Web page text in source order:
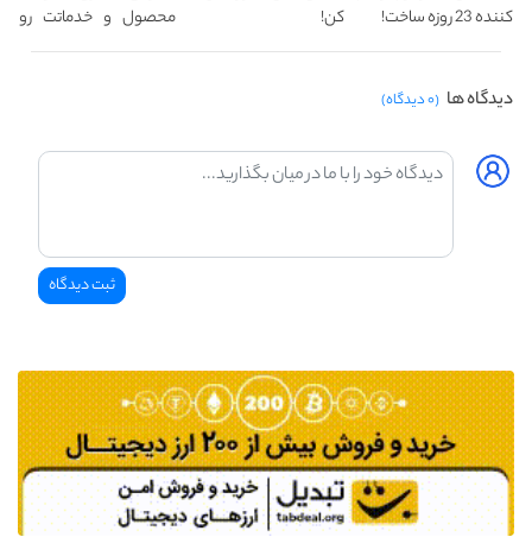
کننده 23 روزه ساخت!
کن!
محصول و خدماتت رو
بفروش
دیدگاه ها (۰ دیدگاه)